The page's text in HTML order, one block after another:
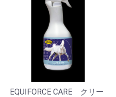
EQUIFORCE CARE クリー